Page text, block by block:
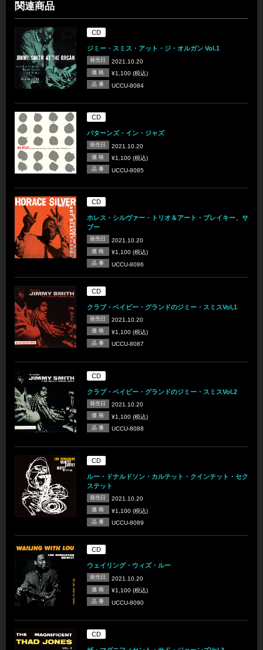
関連商品
CD
ジミー・スミス・アット・ジ・オルガン Vol.1
発売日 2021.10.20
価 格 ¥1,100 (税込)
品 番 UCCU-8084
CD
パターンズ・イン・ジャズ
発売日 2021.10.20
価 格 ¥1,100 (税込)
品 番 UCCU-8085
CD
ホレス・シルヴァー・トリオ＆アート・ブレイキー、サ
ブー
発売日 2021.10.20
価 格 ¥1,100 (税込)
品 番 UCCU-8086
CD
クラブ・ベイビー・グランドのジミー・スミスVol,1
発売日 2021.10.20
価 格 ¥1,100 (税込)
品 番 UCCU-8087
CD
クラブ・ベイビー・グランドのジミー・スミスVol.2
発売日 2021.10.20
価 格 ¥1,100 (税込)
品 番 UCCU-8088
CD
ルー・ドナルドソン・カルテット・クインテット・セク
ステット
発売日 2021.10.20
価 格 ¥1,100 (税込)
品 番 UCCU-8089
CD
ウェイリング・ウィズ・ルー
発売日 2021.10.20
価 格 ¥1,100 (税込)
品 番 UCCU-8090
CD